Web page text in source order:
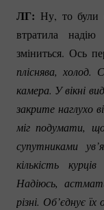
ЛГ: Ну, то були
втратила
зміниться. Ось
пліснява, холод.
камера. У вікні
закрите наглухо
міг подумати,
супутниками
кількість
Надіюсь,
різні. Об’єднує їх